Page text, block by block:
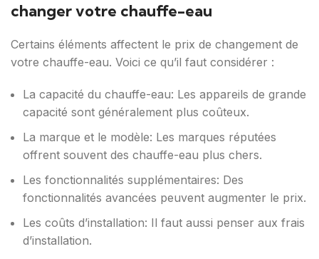
changer votre chauffe-eau
Certains éléments affectent le prix de changement de
votre chauffe-eau. Voici ce qu’il faut considérer :
La capacité du chauffe-eau: Les appareils de grande
capacité sont généralement plus coûteux.
La marque et le modèle: Les marques réputées
offrent souvent des chauffe-eau plus chers.
Les fonctionnalités supplémentaires: Des
fonctionnalités avancées peuvent augmenter le prix.
Les coûts d’installation: Il faut aussi penser aux frais
d’installation.